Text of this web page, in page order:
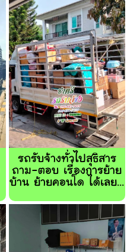
รถรับจ้างทั่วไปสุธิสาร
ถาม-ตอบ เรื่องการย้าย
บ้าน ย้ายคอนโด ได้เลย...